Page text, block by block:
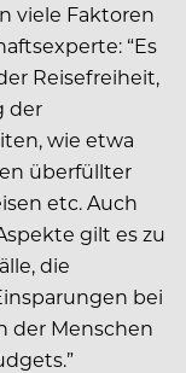
viele Faktoren
“Es
Reisefreiheit,
der
wie etwa
überfüllter
etc. Auch
gilt es zu
die
bei
der Menschen